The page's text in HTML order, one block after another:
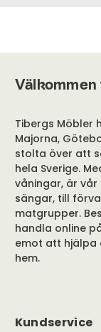
Tibergs Möbler
Majorna,
stolta över att
hela Sverige.
våningar, är
sängar, till
matgrupper.
handla online
emot att
hem.
Kundservice